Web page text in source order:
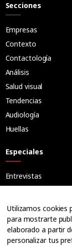
Secciones
Empresas
Contexto
Contactología
Análisis
Salud visual
Tendencias
Audiología
Huellas
Especiales
Entrevistas
Ópticos
Cuadernos
Guías
Utilizamos cookies
para mostrarte
elaborado a partir
personalizar tus